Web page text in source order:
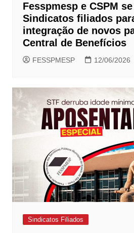
Fesspmesp e CSPM
Sindicatos filiados
integração de novos
Central de Benefícios
FESSPMESP 12/06/2026
Sindicatos Filiados